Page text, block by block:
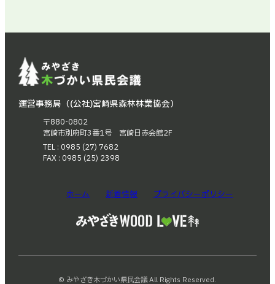
運営事務局（(公社)宮崎県森林林業協会）
〒880-0802
宮崎市別府町3番1号 宮崎日赤会館2F
TEL : 0985 (27) 7682
FAX : 0985 (25) 2398
ホーム 新着情報 プライバシーポリシー
© みやざき木づかい県民会議 All Rights Reserved.